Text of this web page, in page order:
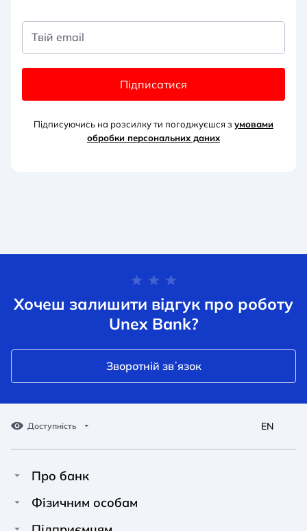
Твій email
Підписатися
Підписуючись на розсилку ти погоджуєшся з умовами
обробки персональних даних
Хочеш залишити відгук про роботу
Unex Bank?
Зворотній звʼязок
Доступність
A A
Звичайний
A A
Середній
A A
EN
Про банк
Про Unex Bank
Фізичним особам
Кредити